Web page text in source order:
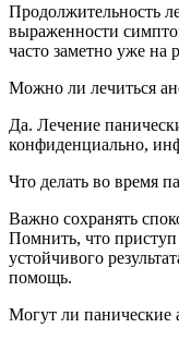
Продолжительность
выраженности
часто заметно уже на
Можно ли лечиться
Да. Лечение
конфиденциально,
Что делать во время
Важно сохранять
Помнить, что
устойчивого
помощь.
Могут ли панические